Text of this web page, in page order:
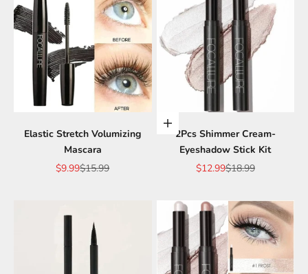
Elastic Stretch Volumizing
Mascara
Prezzo scontato
$9.99Prezzo
$15.99
Scegli le opzioni
2Pcs Shimmer Cream-
Eyeshadow Stick Kit
Prezzo scontato
$12.99Prezzo
$18.99